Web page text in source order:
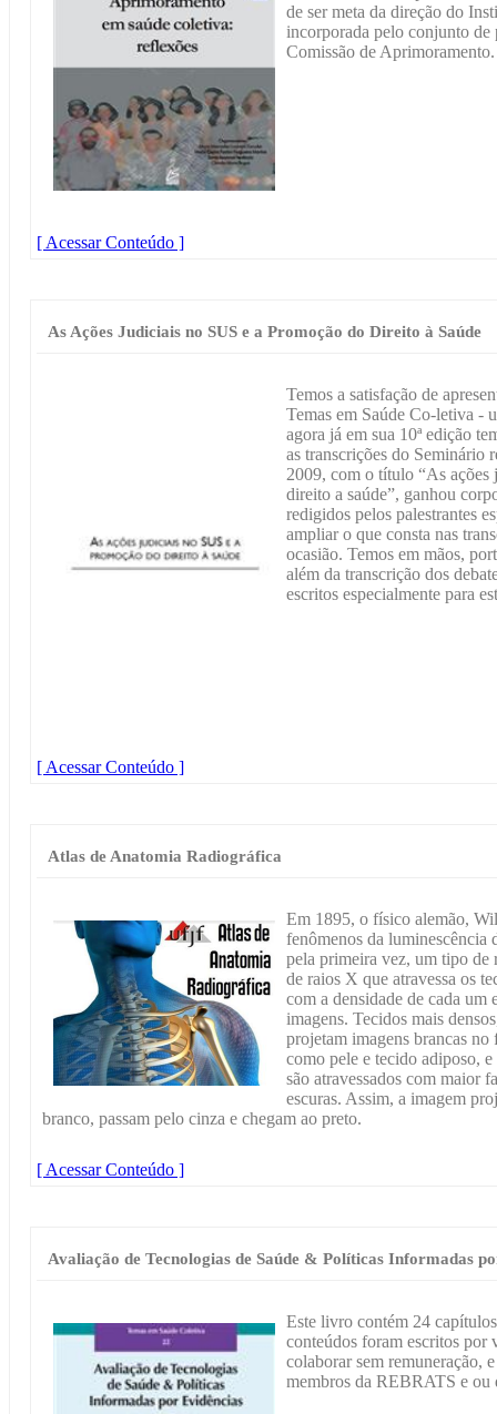
de ser meta da direção do
incorporada pelo conjunto de
Comissão de Aprimoramento.
[ Acessar Conteúdo ]
As Ações Judiciais no SUS e a Promoção do Direito à Saúde
Temos a satisfação de
Temas em Saúde Co-letiva -
agora já em sua 10ª edição
as transcrições do Seminário
2009, com o título “As
direito a saúde”, ganhou
redigidos pelos palestrantes
ampliar o que consta nas
ocasião. Temos em mãos,
além da transcrição dos
escritos especialmente para
[ Acessar Conteúdo ]
Atlas de Anatomia Radiográfica
Em 1895, o físico alemão,
fenômenos da luminescência
pela primeira vez, um tipo de
de raios X que atravessa os
com a densidade de cada
imagens. Tecidos mais
projetam imagens brancas
como pele e tecido adiposo,
são atravessados com maior
escuras. Assim, a imagem
branco, passam pelo cinza e chegam ao preto.
[ Acessar Conteúdo ]
Avaliação de Tecnologias de Saúde & Políticas Informadas
Este livro contém 24
conteúdos foram escritos por
colaborar sem remuneração,
membros da REBRATS e